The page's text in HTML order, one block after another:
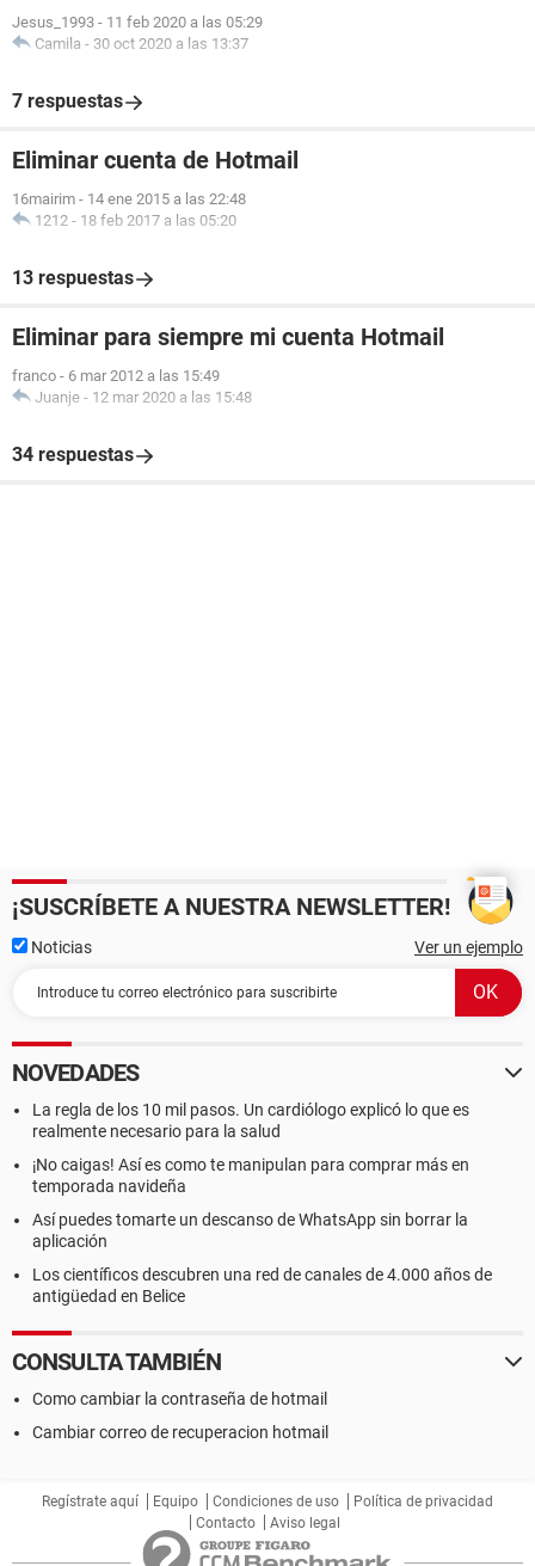
Jesus_1993 - 11 feb 2020 a las 05:29
Camila - 30 oct 2020 a las 13:37
7 respuestas
Eliminar cuenta de Hotmail
16mairim - 14 ene 2015 a las 22:48
1212 - 18 feb 2017 a las 05:20
13 respuestas
Eliminar para siempre mi cuenta Hotmail
franco - 6 mar 2012 a las 15:49
Juanje - 12 mar 2020 a las 15:48
34 respuestas
¡SUSCRÍBETE A NUESTRA NEWSLETTER!
Noticias Ver un ejemplo
NOVEDADES
La regla de los 10 mil pasos. Un cardiólogo explicó lo que es
realmente necesario para la salud
¡No caigas! Así es como te manipulan para comprar más en
temporada navideña
Así puedes tomarte un descanso de WhatsApp sin borrar la
aplicación
Los científicos descubren una red de canales de 4.000 años de
antigüedad en Belice
CONSULTA TAMBIÉN
Como cambiar la contraseña de hotmail
Cambiar correo de recuperacion hotmail
Regístrate aquí Equipo Condiciones de uso
Política de privacidad
Contacto
Aviso legal